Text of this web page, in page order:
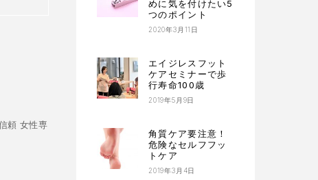
頼 女性専
めに気を付けたい5
つのポイント
2020年3月11日
エイジレスフット
ケアセミナーで歩
行寿命100歳
2019年5月9日
角質ケア要注意！
危険なセルフフッ
トケア
2019年3月4日